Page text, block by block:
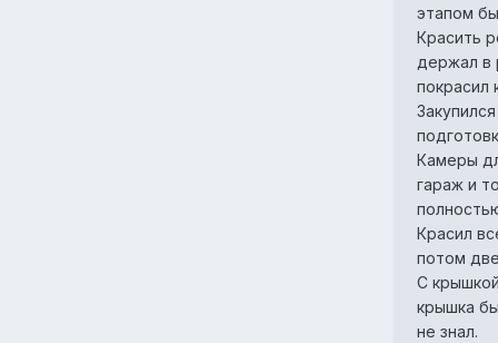
этапом
Красить
держал в
покрасил
Камеры
гараж и
Красил
потом
С
крышка
не знал.